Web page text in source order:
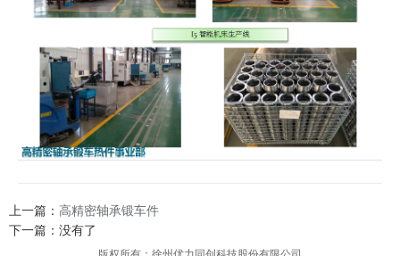
上一篇： 高精密轴承锻车件
下一篇：没有了